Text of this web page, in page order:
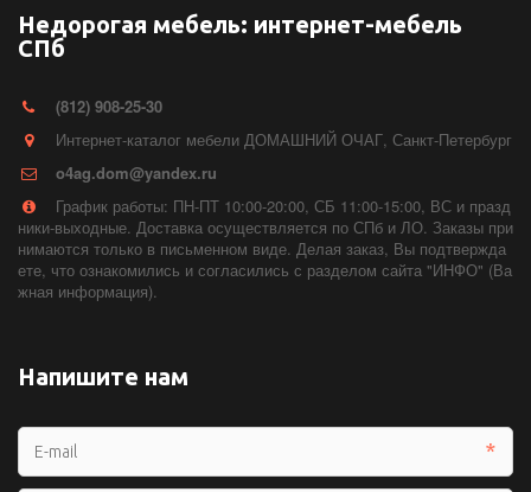
Недорогая мебель: интернет-мебель
СПб
(812) 908-25-30
Интернет-каталог мебели ДОМАШНИЙ ОЧАГ, Санкт-Петербург
o4ag.dom@yandex.ru
График работы: ПН-ПТ 10:00-20:00, СБ 11:00-15:00, ВС и празд
ники-выходные. Доставка осуществляется по СПб и ЛО. Заказы при
нимаются только в письменном виде. Делая заказ, Вы подтвержда
ете, что ознакомились и согласились с разделом сайта "ИНФО" (Ва
жная информация).
Напишите нам
*